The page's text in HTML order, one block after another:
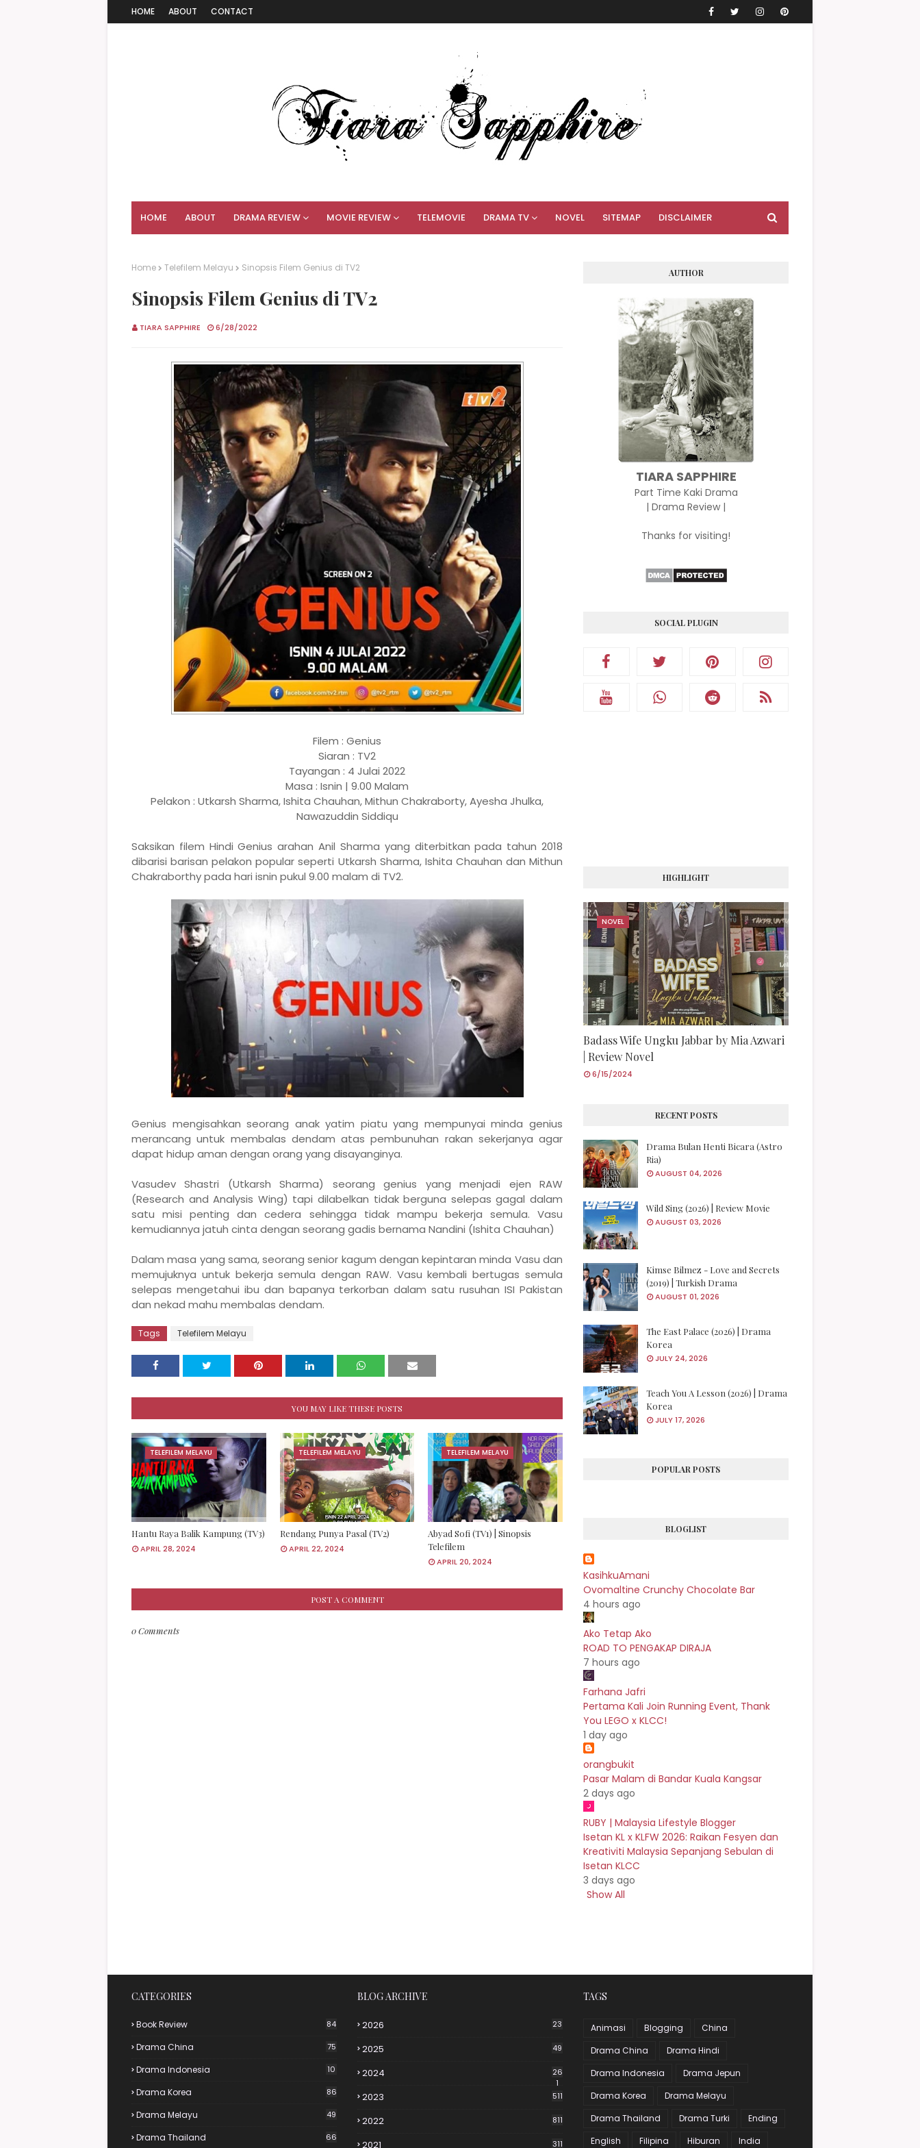
HOME ABOUT CONTACT
HOME ABOUT DRAMA REVIEW MOVIE REVIEW TELEMOVIE DRAMA TV NOVEL SITEMAP DISCLAIMER
Home Telefilem Melayu Sinopsis Filem Genius di TV2
Sinopsis Filem Genius di TV2
TIARA SAPPHIRE 6/28/2022
Filem : Genius
Siaran : TV2
Tayangan : 4 Julai 2022
Masa : Isnin | 9.00 Malam
Pelakon : Utkarsh Sharma, Ishita Chauhan, Mithun Chakraborty, Ayesha Jhulka,
Nawazuddin Siddiqu
Saksikan filem Hindi Genius arahan Anil Sharma yang diterbitkan pada tahun 2018
dibarisi barisan pelakon popular seperti Utkarsh Sharma, Ishita Chauhan dan Mithun
Chakraborthy pada hari isnin pukul 9.00 malam di TV2.
Genius mengisahkan seorang anak yatim piatu yang mempunyai minda genius
merancang untuk membalas dendam atas pembunuhan rakan sekerjanya agar
dapat hidup aman dengan orang yang disayanginya.
Vasudev Shastri (Utkarsh Sharma) seorang genius yang menjadi ejen RAW
(Research and Analysis Wing) tapi dilabelkan tidak berguna selepas gagal dalam
satu misi penting dan cedera sehingga tidak mampu bekerja semula. Vasu
kemudiannya jatuh cinta dengan seorang gadis bernama Nandini (Ishita Chauhan)
Dalam masa yang sama, seorang senior kagum dengan kepintaran minda Vasu dan
memujuknya untuk bekerja semula dengan RAW. Vasu kembali bertugas semula
selepas mengetahui ibu dan bapanya terkorban dalam satu rusuhan ISI Pakistan
dan nekad mahu membalas dendam.
Tags Telefilem Melayu
YOU MAY LIKE THESE POSTS
TELEFILEM MELAYU
Hantu Raya Balik Kampung (TV3)
APRIL 28, 2024
TELEFILEM MELAYU
Rendang Punya Pasal (TV2)
APRIL 22, 2024
TELEFILEM MELAYU
Abyad Sofi (TV1) | Sinopsis
Telefilem
APRIL 20, 2024
POST A COMMENT
0 Comments
AUTHOR
TIARA SAPPHIRE
Part Time Kaki Drama
| Drama Review |
Thanks for visiting!
SOCIAL PLUGIN
HIGHLIGHT
NOVEL
Badass Wife Ungku Jabbar by Mia Azwari
| Review Novel
6/15/2024
RECENT POSTS
Drama Bulan Henti Bicara (Astro
Ria)
AUGUST 04, 2026
Wild Sing (2026) | Review Movie
AUGUST 03, 2026
Kimse Bilmez - Love and Secrets
(2019) | Turkish Drama
AUGUST 01, 2026
The East Palace (2026) | Drama
Korea
JULY 24, 2026
Teach You A Lesson (2026) | Drama
Korea
JULY 17, 2026
POPULAR POSTS
BLOGLIST
KasihkuAmani
Ovomaltine Crunchy Chocolate Bar
4 hours ago
Ako Tetap Ako
ROAD TO PENGAKAP DIRAJA
7 hours ago
Farhana Jafri
Pertama Kali Join Running Event, Thank
You LEGO x KLCC!
1 day ago
orangbukit
Pasar Malam di Bandar Kuala Kangsar
2 days ago
RUBY | Malaysia Lifestyle Blogger
Isetan KL x KLFW 2026: Raikan Fesyen dan
Kreativiti Malaysia Sepanjang Sebulan di
Isetan KLCC
3 days ago
Show All
CATEGORIES
Book Review 84
Drama China 75
Drama Indonesia 10
Drama Korea 86
Drama Melayu 49
Drama Thailand 66
BLOG ARCHIVE
2026 23
2025 49
2024
26
1
2023 511
2022 811
2021 311
TAGS
Animasi Blogging
China
Drama China
Drama Hindi
Drama Indonesia
Drama Jepun
Drama Korea
Drama Melayu
Drama Thailand
Drama Turki
Ending
English
Filipina Hiburan India